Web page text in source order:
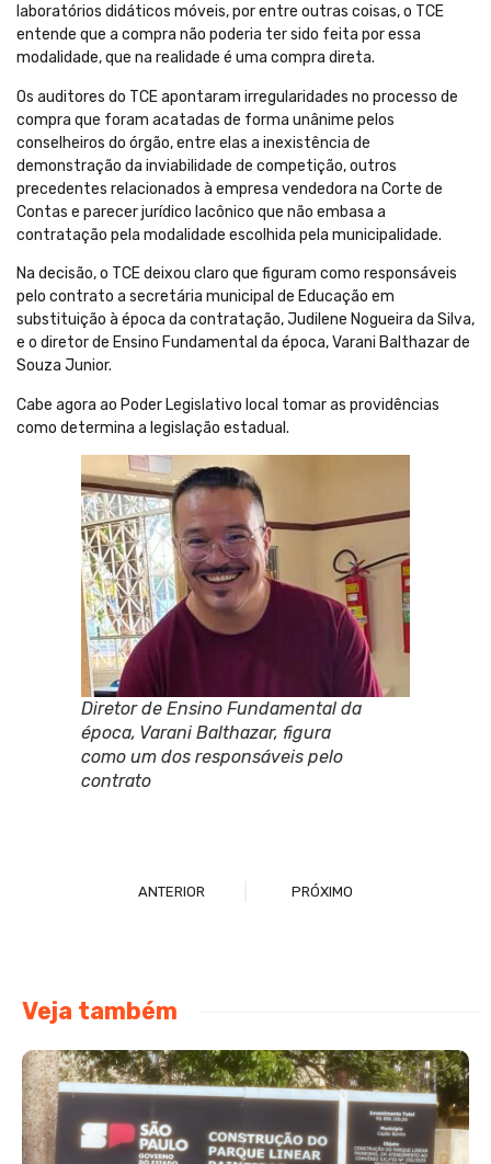
laboratórios didáticos móveis, por entre outras coisas, o TCE
entende que a compra não poderia ter sido feita por essa
modalidade, que na realidade é uma compra direta.
Os auditores do TCE apontaram irregularidades no processo de
compra que foram acatadas de forma unânime pelos
conselheiros do órgão, entre elas a inexistência de
demonstração da inviabilidade de competição, outros
precedentes relacionados à empresa vendedora na Corte de
Contas e parecer jurídico lacônico que não embasa a
contratação pela modalidade escolhida pela municipalidade.
Na decisão, o TCE deixou claro que figuram como responsáveis
pelo contrato a secretária municipal de Educação em
substituição à época da contratação, Judilene Nogueira da Silva,
e o diretor de Ensino Fundamental da época, Varani Balthazar de
Souza Junior.
Cabe agora ao Poder Legislativo local tomar as providências
como determina a legislação estadual.
Diretor de Ensino Fundamental da
época, Varani Balthazar, figura
como um dos responsáveis pelo
contrato
ANTERIOR PRÓXIMO
Veja também